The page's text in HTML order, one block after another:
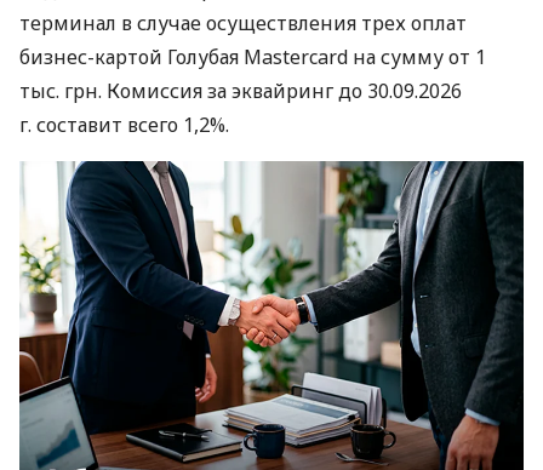
терминал в случае осуществления трех оплат
бизнес-картой Голубая Mastercard на сумму от 1
тыс. грн. Комиссия за эквайринг до 30.09.2026
г. составит всего 1,2%.